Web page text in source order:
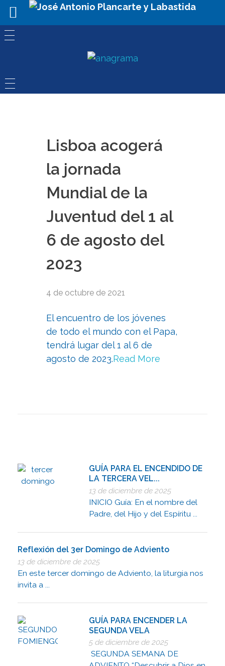
Lisboa acogerá
la jornada
Mundial de la
Juventud del 1 al
6 de agosto del
2023
4 de octubre de 2021
El encuentro de los jóvenes
de todo el mundo con el Papa,
tendrá lugar del 1 al 6 de
agosto de 2023.Read More
GUÍA PARA EL ENCENDIDO DE
LA TERCERA VEL...
13 de diciembre de 2025
INICIO Guía: En el nombre del
Padre, del Hijo y del Espíritu ...
Reflexión del 3er Domingo de Adviento
13 de diciembre de 2025
En este tercer domingo de Adviento, la liturgia nos
invita a ...
GUÍA PARA ENCENDER LA
SEGUNDA VELA
5 de diciembre de 2025
SEGUNDA SEMANA DE